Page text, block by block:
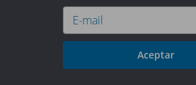
Aceptar